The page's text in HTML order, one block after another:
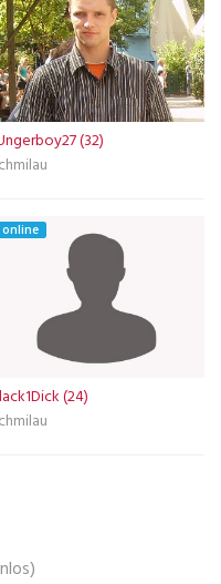
(32)
online
(24)